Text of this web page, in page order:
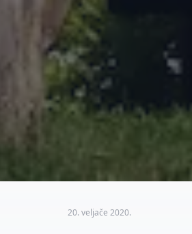
20. veljače 2020.